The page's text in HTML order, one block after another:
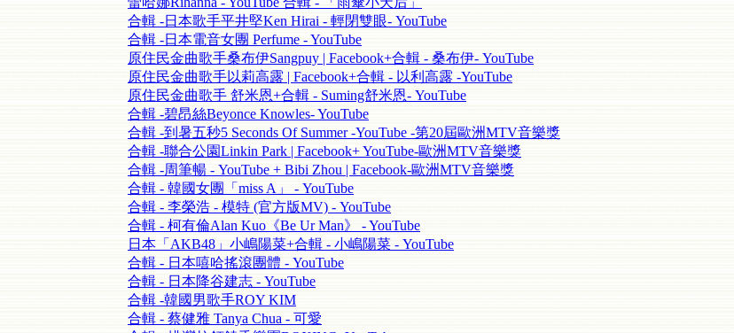
合輯 -日本歌手平井堅Ken Hirai - 輕閉雙眼- YouTube
合輯 -日本電音女團 Perfume - YouTube
原住民金曲歌手桑布伊Sangpuy | Facebook+合輯 - 桑布伊- YouTube
原住民金曲歌手以莉高露 | Facebook+合輯 - 以利高露 -YouTube
原住民金曲歌手 舒米恩+合輯 - Suming舒米恩- YouTube
合輯 -碧昂絲Beyonce Knowles- YouTube
合輯 -到暑五秒5 Seconds Of Summer -YouTube -第20屆歐洲MTV音樂獎
合輯 -聯合公園Linkin Park | Facebook+ YouTube-歐洲MTV音樂獎
合輯 -周筆暢 - YouTube + Bibi Zhou | Facebook-歐洲MTV音樂獎
合輯 - 韓國女團「miss A」 - YouTube
合輯 - 李榮浩 - 模特 (官方版MV) - YouTube
合輯 - 柯有倫Alan Kuo《Be Ur Man》 - YouTube
日本「AKB48」小嶋陽菜+合輯 - 小嶋陽菜 - YouTube
合輯 - 日本嘻哈搖滾團體 - YouTube
合輯 - 日本降谷建志 - YouTube
合輯 -韓國男歌手ROY KIM
合輯 - 蔡健雅 Tanya Chua - 可愛